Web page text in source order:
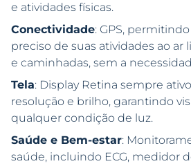
e atividades físicas.
Conectividade: GPS,
preciso de suas atividades ao ar
e caminhadas, sem a
Tela: Display Retina sempre
resolução e brilho, garantindo
qualquer condição de luz.
Saúde e Bem-estar:
saúde, incluindo ECG, medidor